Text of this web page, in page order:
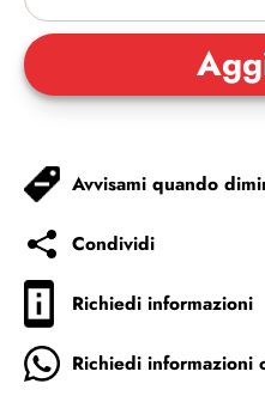
Avvisami quando
Condividi
Richiedi informazioni
Richiedi informazioni